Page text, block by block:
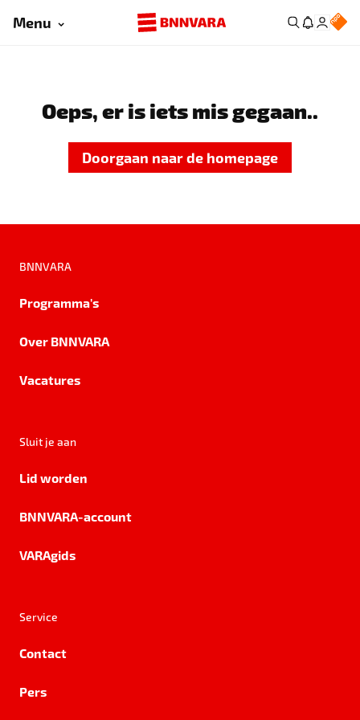
Menu
Oeps, er is iets mis gegaan..
Doorgaan naar de homepage
BNNVARA
Programma's
Over BNNVARA
Vacatures
Sluit je aan
Lid worden
BNNVARA-account
VARAgids
Service
Contact
Pers